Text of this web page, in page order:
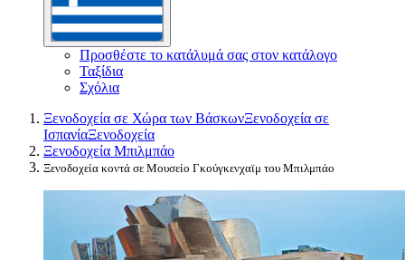
Προσθέστε το κατάλυμά σας στον κατάλογο
Ταξίδια
Σχόλια
Ξενοδοχεία σε Χώρα των ΒάσκωνΞενοδοχεία σε
ΙσπανίαΞενοδοχεία
Ξενοδοχεία Μπιλμπάο
Ξενοδοχεία κοντά σε Μουσείο Γκούγκενχαϊμ του Μπιλμπάο